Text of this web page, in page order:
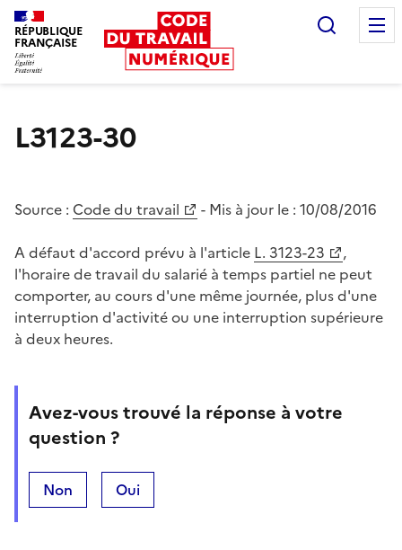
RÉPUBLIQUE
FRANÇAISE
L3123-30
Source : Code du travail - Mis à jour le : 10/08/2016
A défaut d'accord prévu à l'article L. 3123-23
,
l'horaire de travail du salarié à temps partiel ne peut
comporter, au cours d'une même journée, plus d'une
interruption d'activité ou une interruption supérieure
à deux heures.
Avez-vous trouvé la réponse à votre
question ?
Non Oui